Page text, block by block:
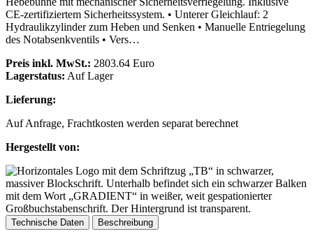
CE-zertifiziertem Sicherheitssystem. • Unterer Gleichlauf: 2
Hydraulikzylinder zum Heben und Senken • Manuelle Entriegelung
des Notabsenkventils • Vers…
Preis inkl. MwSt.: 2803.64 Euro
Lagerstatus: Auf Lager
Lieferung:
Auf Anfrage, Frachtkosten werden separat berechnet
Hergestellt von:
Technische Daten Beschreibung